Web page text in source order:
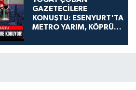
GAZETECİLERE
KONUŞTU: ESENYURT'TA
METRO YARIM, KÖPRÜ
KOKUYOR!